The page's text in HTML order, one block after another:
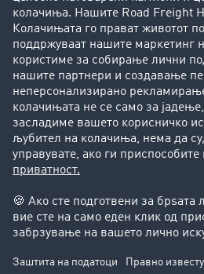
Фирма
Преку клиенти до нови клиенти
Успешни приказни
Поддршка
Поддршка
Правни прашања
Импресум
Општи услови на работење